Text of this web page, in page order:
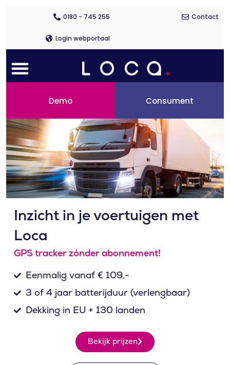
0180 - 745 255 Contact
Login webportaal
Menu
Demo Consument
Inzicht in je voertuigen met
Loca
GPS tracker zónder abonnement!
Eenmalig vanaf € 109,-
3 of 4 jaar batterijduur (verlengbaar)
Dekking in EU + 130 landen
Bekijk prijzen